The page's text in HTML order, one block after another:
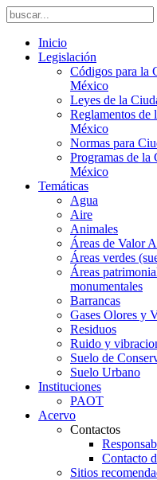
Inicio
Legislación
Códigos para la
México
Leyes de la
Reglamentos de
México
Normas para
Programas de la
México
Temáticas
Agua
Aire
Animales
Áreas de Valor
Áreas verdes
Áreas
monumentales
Barrancas
Gases Olores y
Residuos
Ruido y
Suelo de
Suelo Urbano
Instituciones
PAOT
Acervo
Contactos
Contacto
Sitios